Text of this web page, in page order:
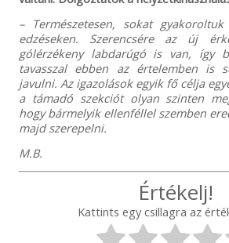
– Természetesen, sokat
edzéseken. Szerencsére az új
gólérzékeny labdarúgó is van, így
tavasszal ebben az értelemben is
javulni. Az igazolások egyik fő célja
a támadó szekciót olyan szinten
hogy bármelyik ellenféllel szemben
majd szerepelni.
M.B.
Értékelj!
Kattints egy csillagra az